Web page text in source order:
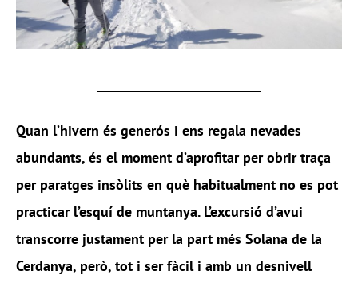
Quan l’hivern és generós i ens regala nevades
abundants, és el moment d’aprofitar per obrir traça
per paratges insòlits en què habitualment no es pot
practicar l’esquí de muntanya. L’excursió d’avui
transcorre justament per la part més Solana de la
Cerdanya, però, tot i ser fàcil i amb un desnivell